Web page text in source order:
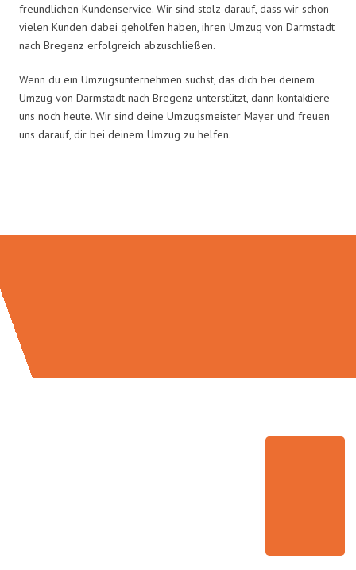
freundlichen Kundenservice. Wir sind stolz darauf, dass wir schon
vielen Kunden dabei geholfen haben, ihren Umzug von Darmstadt
nach Bregenz erfolgreich abzuschließen.
Wenn du ein Umzugsunternehmen suchst, das dich bei deinem
Umzug von Darmstadt nach Bregenz unterstützt, dann kontaktiere
uns noch heute. Wir sind deine Umzugsmeister Mayer und freuen
uns darauf, dir bei deinem Umzug zu helfen.